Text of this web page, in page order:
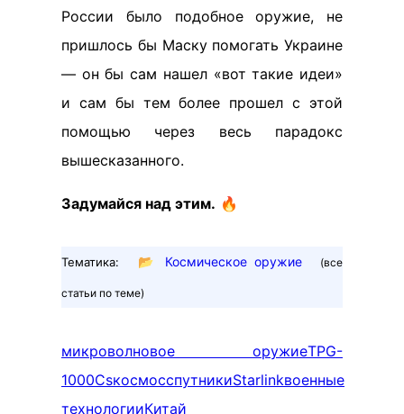
России было подобное оружие, не
пришлось бы Маску помогать Украине
— он бы сам нашел «вот такие идеи»
и сам бы тем более прошел с этой
помощью через весь парадокс
вышесказанного.
Задумайся над этим. 🔥
Тематика: 📂 Космическое оружие (все
статьи по теме)
микроволновое оружиеTPG-
1000CsкосмосспутникиStarlinkвоенные
технологииКитай